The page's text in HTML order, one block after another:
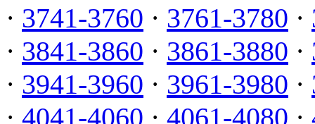
· 3741-3760 · 3761-3780 ·
· 3841-3860 · 3861-3880 ·
· 3941-3960 · 3961-3980 ·
· 4041-4060 · 4061-4080 ·